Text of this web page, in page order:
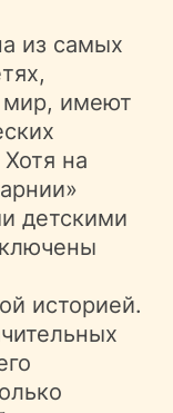
из самых
имеют
на
детскими
историей.